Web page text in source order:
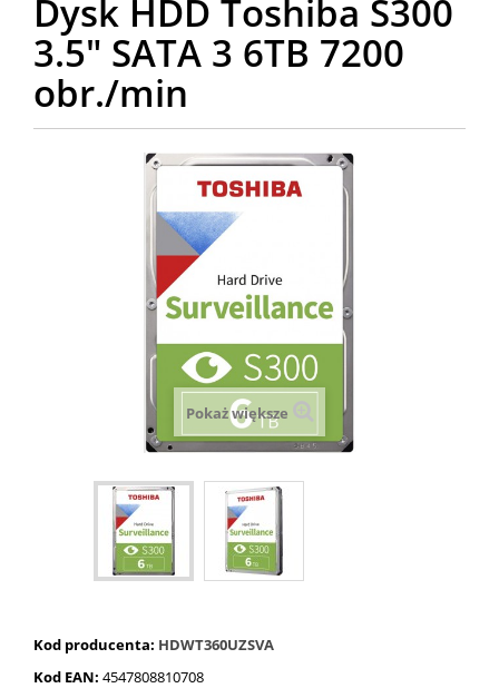
Dysk HDD Toshiba S300
3.5" SATA 3 6TB 7200
obr./min
Pokaż większe
Kod producenta: HDWT360UZSVA
Kod EAN: 4547808810708